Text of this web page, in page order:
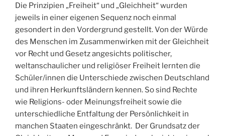
Die Prinzipien „Freiheit“ und „Gleichheit“ wurden
jeweils in einer eigenen Sequenz noch einmal
gesondert in den Vordergrund gestellt. Von der Würde
des Menschen im Zusammenwirken mit der Gleichheit
vor Recht und Gesetz angesichts politischer,
weltanschaulicher und religiöser Freiheit lernten die
Schüler/innen die Unterschiede zwischen Deutschland
und ihren Herkunftsländern kennen. So sind Rechte
wie Religions- oder Meinungsfreiheit sowie die
unterschiedliche Entfaltung der Persönlichkeit in
manchen Staaten eingeschränkt. Der Grundsatz der